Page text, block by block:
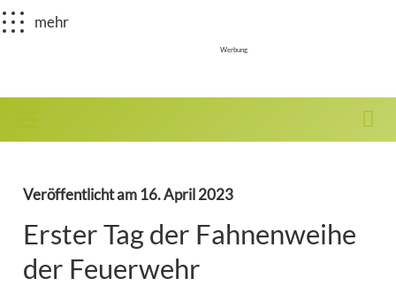
mehr
Werbung
Veröffentlicht am 16. April 2023
Erster Tag der Fahnenweihe
der Feuerwehr